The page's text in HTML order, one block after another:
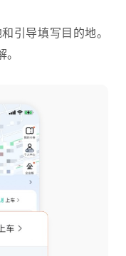
引导填写目的地。